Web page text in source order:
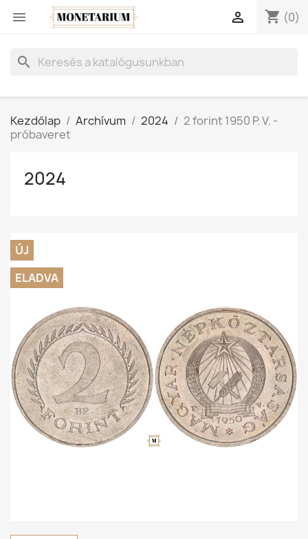
 shopping_cart (0)

search
Kezdőlap Archívum 2024
2 forint 1950 P. V. -
próbaveret
2024
ÚJ
ELADVA